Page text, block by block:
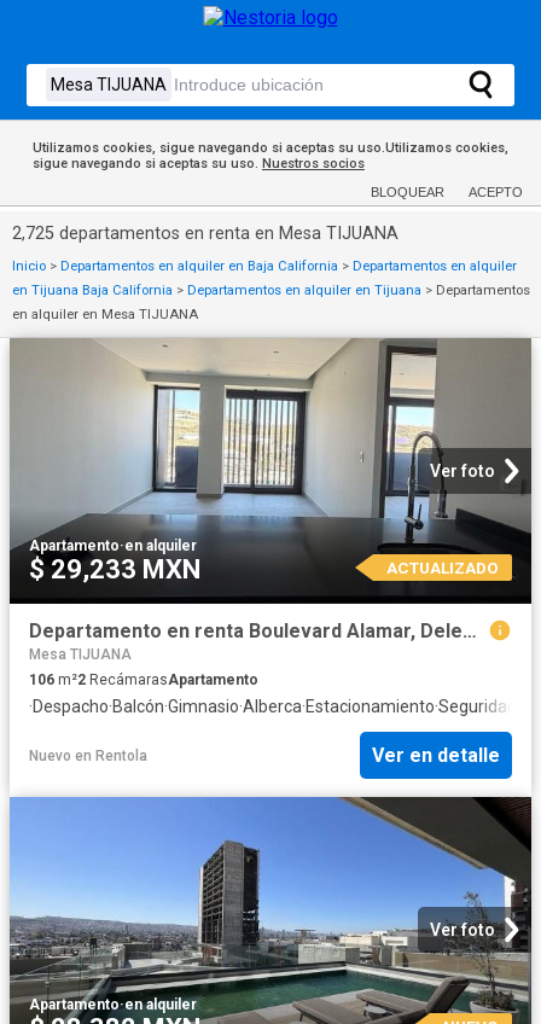
Utilizamos cookies, sigue navegando si aceptas su uso.Utilizamos cookies,
sigue navegando si aceptas su uso. Nuestros socios
BLOQUEAR ACEPTO
2,725 departamentos en renta en Mesa TIJUANA
Inicio > Departamentos en alquiler en Baja California > Departamentos en alquiler
en Tijuana Baja California > Departamentos en alquiler en Tijuana > Departamentos
en alquiler en Mesa TIJUANA
Ver foto
Apartamento·en alquiler
$ 29,233 MXN ACTUALIZADO
Departamento en renta Boulevard Alamar, Delegación La Mesa, Tijuana, Municipio De Tijuana, Baja California, 22104, México
Mesa TIJUANA
106 m²2 RecámarasApartamento
·Despacho·Balcón·Gimnasio·Alberca·Estacionamiento·Seguridad
Nuevo en Rentola Ver en detalle
Ver foto
Apartamento·en alquiler